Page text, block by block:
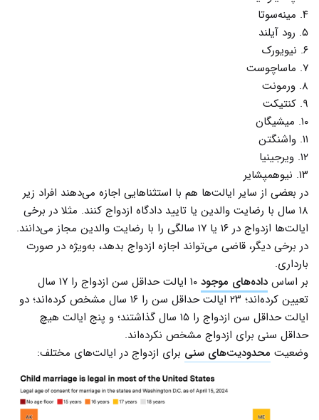
۴. مینه‌سوتا
۵. رود آیلند
۶. نیویورک
۷. ماساچوست
۸. ورمونت
۹. کنتیکت
۱۰. میشیگان
۱۱. واشنگتن
۱۲. ویرجینیا
۱۳. نیوهمپشایر
در بعضی از سایر ایالت‌ها هم با استثناهایی اجازه می‌دهند افراد زیر
۱۸ سال با رضایت والدین یا تایید دادگاه ازدواج کنند. مثلا در برخی
ایالت‌ها ازدواج در ۱۶ یا ۱۷ سالگی را با رضایت والدین مجاز می‌دانند.
در برخی دیگر، قاضی می‌تواند اجازه ازدواج بدهد، به‌ویژه در صورت
بارداری.
بر اساس داده‌های موجود
۱۰ ایالت حداقل سن ازدواج را ۱۷ سال
تعیین کرده‌اند؛ ۲۳ ایالت حداقل سن را ۱۶ سال مشخص کرده‌اند؛ دو
ایالت حداقل سن ازدواج را ۱۵ سال گذاشتند؛ و پنج ایالت هیچ
حداقل سنی برای ازدواج مشخص نکرده‌اند.
وضعیت محدودیت‌های سنی برای ازدواج در ایالت‌های مختلف: